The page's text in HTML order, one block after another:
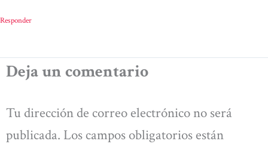
Responder
Deja un comentario
Tu dirección de correo electrónico no será
publicada. Los campos obligatorios están